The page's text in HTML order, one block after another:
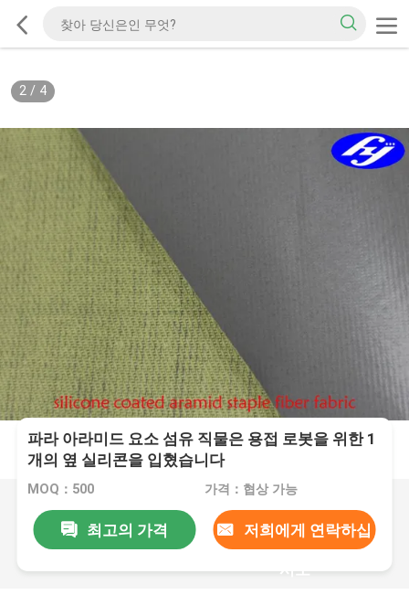
2/ 4
파라 아라미드 요소 섬유 직물은 용접 로봇을 위한 1
개의 옆 실리콘을 입혔습니다
MOQ：500 가격：협상 가능
최고의 가격 저희에게 연락하십
시오